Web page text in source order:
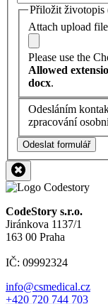
Přiložit životopis
Attach upload file
Please use the
Allowed
docx.
Odesláním
zpracování
Odeslat formulář
CodeStory s.r.o.
Jiránkova 1137/1
163 00 Praha
IČ: 09992324
info@csmedical.cz
+420 720 744 703